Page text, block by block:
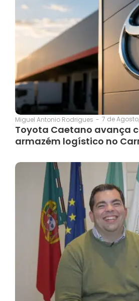
Miguel Antonio Rodrigues - 7 de
Toyota Caetano avança
armazém logístico no